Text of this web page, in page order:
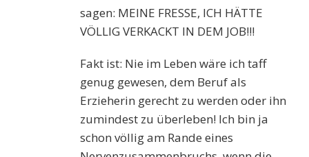
sagen: MEINE FRESSE, ICH HÄTTE
VÖLLIG VERKACKT IN DEM JOB!!!
Fakt ist: Nie im Leben wäre ich taff
genug gewesen, dem Beruf als
Erzieherin gerecht zu werden oder ihn
zumindest zu überleben! Ich bin ja
schon völlig am Rande eines